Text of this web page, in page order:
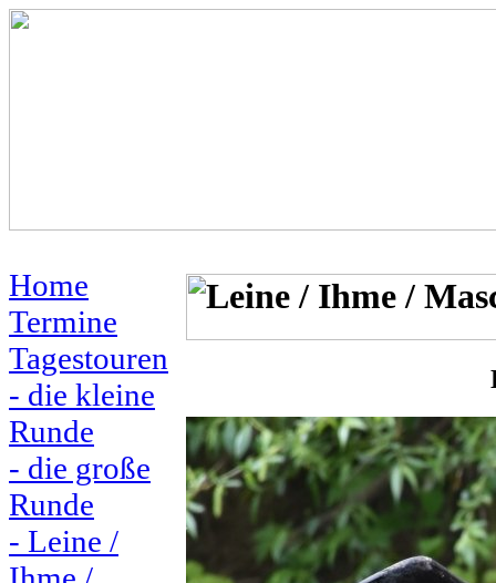
Home
Termine
Tagestouren
- die kleine
Runde
- die große
Runde
- Leine /